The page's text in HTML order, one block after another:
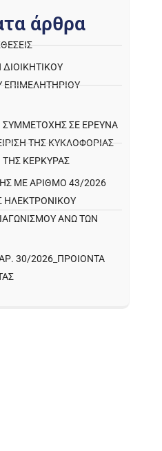
τα άρθρα
ΕΠΙΜΕΛΗΤΗΡΙΟΥ
ΣΕ ΈΡΕΥΝΑ
ΤΗΣ ΚΥΚΛΟΦΟΡΊΑΣ
ΚΈΡΚΥΡΑΣ
ΜΕ ΑΡΙΘΜΟ 43/2026
ΗΛΕΚΤΡΟΝΙΚΟΥ
ΑΝΩ ΤΩΝ
30/2026_ΠΡΟΙΌΝΤΑ